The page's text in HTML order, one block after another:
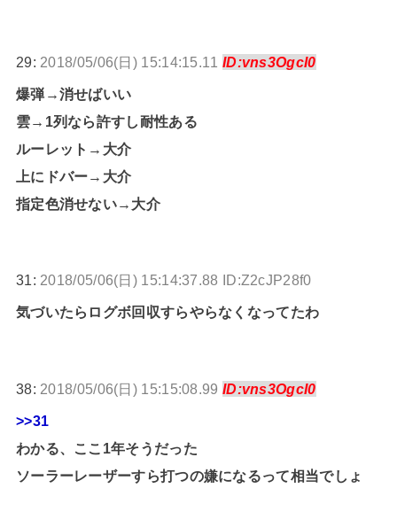
29: 2018/05/06(日) 15:14:15.11 ID:vns3OgcI0
爆弾→消せばいい
雲→1列なら許すし耐性ある
ルーレット→大介
上にドバー→大介
指定色消せない→大介
31: 2018/05/06(日) 15:14:37.88 ID:Z2cJP28f0
気づいたらログボ回収すらやらなくなってたわ
38: 2018/05/06(日) 15:15:08.99 ID:vns3OgcI0
>>31
わかる、ここ1年そうだった
ソーラーレーザーすら打つの嫌になるって相当でしょ